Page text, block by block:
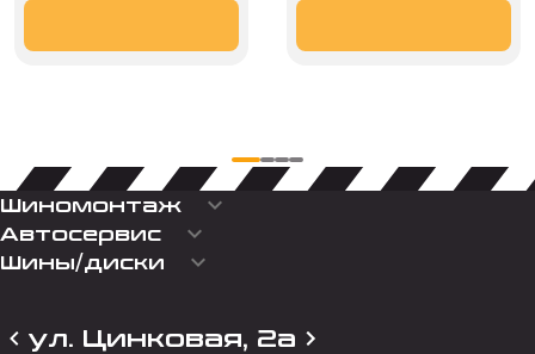
Шиномонтаж keyboard_arrow_down
Автосервис keyboard_arrow_down
Шины/диски keyboard_arrow_down
ул. Цинковая, 2а